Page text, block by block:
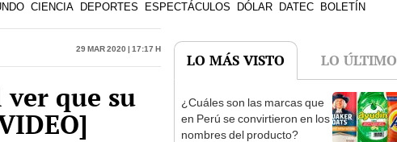
CIENCIA DEPORTES ESPECTÁCULOS DÓLAR DATEC BOLETÍN
29 Mar 2020 | 17:17 h
que su
LO MÁS VISTO LO ÚLTIMO
¿Cuáles son las marcas que
en Perú se convirtieron en los
nombres del producto?